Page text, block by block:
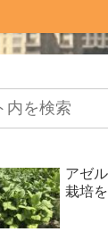
アゼ
栽培